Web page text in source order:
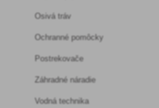
Osivá tráv
Ochranné pomôcky
Postrekovače
Záhradné náradie
Vodná technika